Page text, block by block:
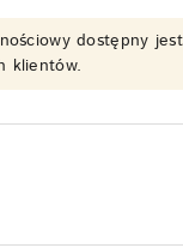
dostępny
klientów.